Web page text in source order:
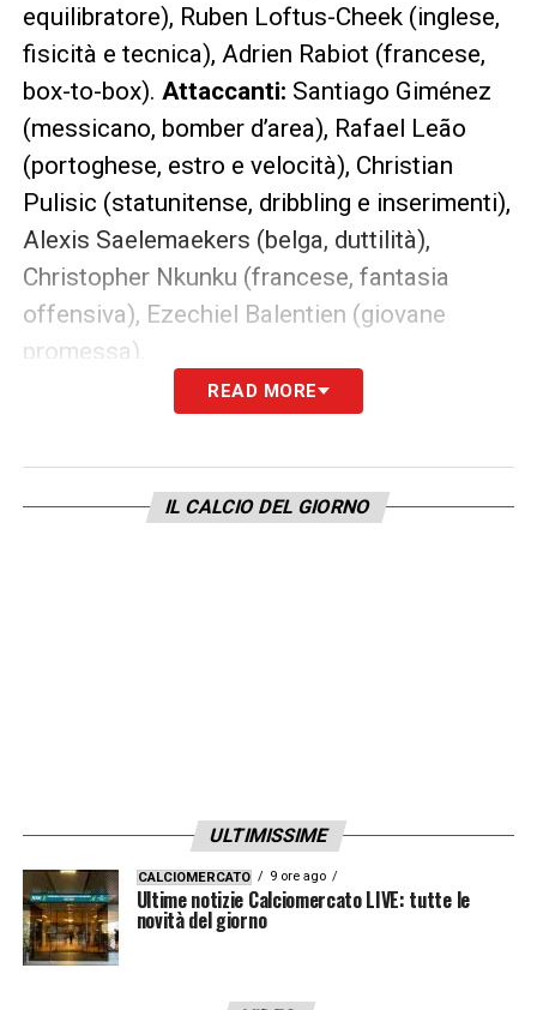
equilibratore), Ruben Loftus-Cheek (inglese,
fisicità e tecnica), Adrien Rabiot (francese,
box-to-box). Attaccanti: Santiago Giménez
(messicano, bomber d’area), Rafael Leão
(portoghese, estro e velocità), Christian
Pulisic (statunitense, dribbling e inserimenti),
Alexis Saelemaekers (belga, duttilità),
Christopher Nkunku (francese, fantasia
offensiva), Ezechiel Balentien (giovane
promessa).
Una scommessa calcolata
Questa strategia, seppur rischiosa in caso di
emergenze prolungate, riflette la fiducia del
READ MORE
IL CALCIO DEL GIORNO
ULTIMISSIME
CALCIOMERCATO 9 ore ago
Ultime notizie Calciomercato LIVE: tutte le
novità del giorno